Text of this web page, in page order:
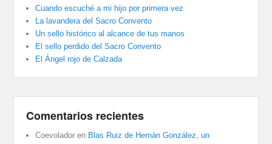
Cuando escuché a mi hijo por primera vez
La lavandera del Sacro Convento
Un sello histórico al alcance de tus manos
El sello perdido del Sacro Convento
El Ángel rojo de Calzada
Comentarios recientes
Coevolador en Blas Ruiz de Hernán González, un